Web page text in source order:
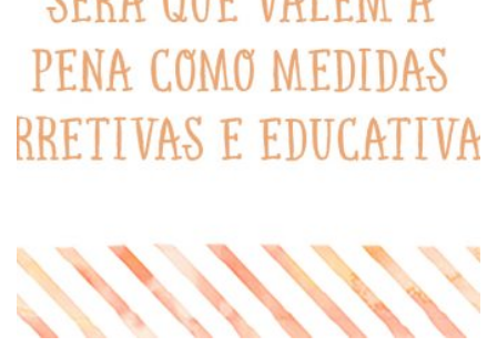
a pena como medidas corretivas e
educativas?